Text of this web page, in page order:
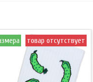
товар отсутствует